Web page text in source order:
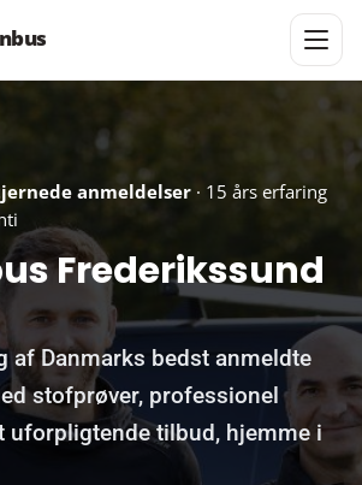
anmeldelser · 15 års erfaring
Frederikssund
af Danmarks bedst anmeldte
stofprøver, professionel
uforpligtende tilbud, hjemme i